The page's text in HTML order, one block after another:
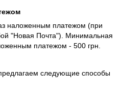
наложенным платежом (при
"Новая Почта"). Минимальная
платежом - 500 грн.
следующие способы